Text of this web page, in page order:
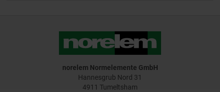
norelem Normelemente GmbH
Hannesgrub Nord 31
4911 Tumeltsham